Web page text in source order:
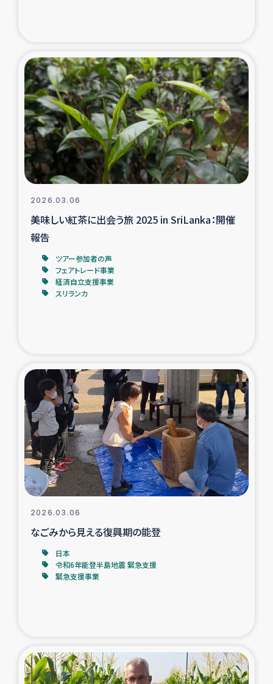
デニヤヤ小規模紅茶農家支援
コーヒー生産者支援
アイナロ県マウベシ郡でのコーヒー畑改善事業
ベイルート大規模爆発被災者支援
女性の生計向上支援
アグロフォレストリー（カカオ）事業
2026.03.06
美味しい紅茶に出会う旅 2025 in SriLanka：開催
報告
ツアー参加者の声
フェアトレード事業
経済自立支援事業
スリランカ
2026.03.06
なごみから見える復興期の能登
日本
令和6年能登半島地震 緊急支援
緊急支援事業